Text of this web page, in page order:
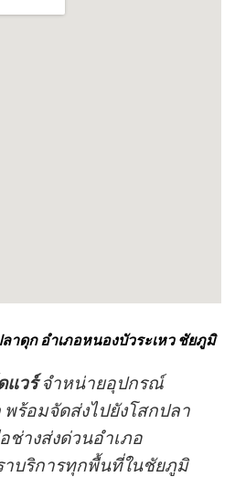
าดุก อำเภอหนองบัวระเหว ชัยภูมิ
แวร์จำหน่ายอุปกรณ์
พร้อมจัดส่งไปยังโสกปลา
ช่างส่งด่วนอำเภอ
าบริการทุกพื้นที่ในชัยภูมิ